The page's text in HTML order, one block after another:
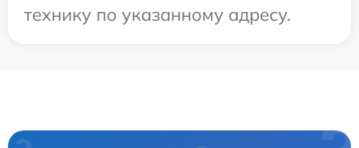
технику по указанному адресу.